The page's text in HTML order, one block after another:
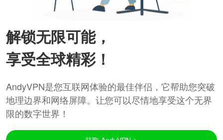
解锁无限可能，
享受全球精彩！
AndyVPN是您互联网体验的最佳伴侣，它帮助您突破
地理边界和网络屏障。让您可以尽情地享受这个无界
限的数字世界！